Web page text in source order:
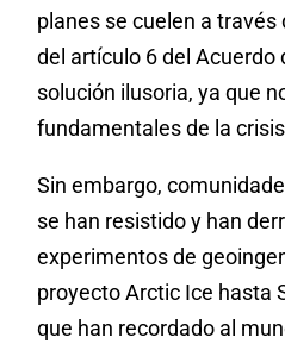
planes se cuelen a
del artículo 6 del Acuerdo
solución ilusoria, ya que
fundamentales de la
Sin embargo,
se han resistido y han
experimentos de
proyecto Arctic Ice hasta
que han recordado al